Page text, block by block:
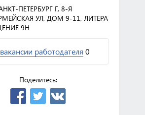
ПЕТЕРБУРГ Г, 8-Я
УЛ, ДОМ 9-11, ЛИТЕРА
9Н
работодателя 0
Поделитесь: